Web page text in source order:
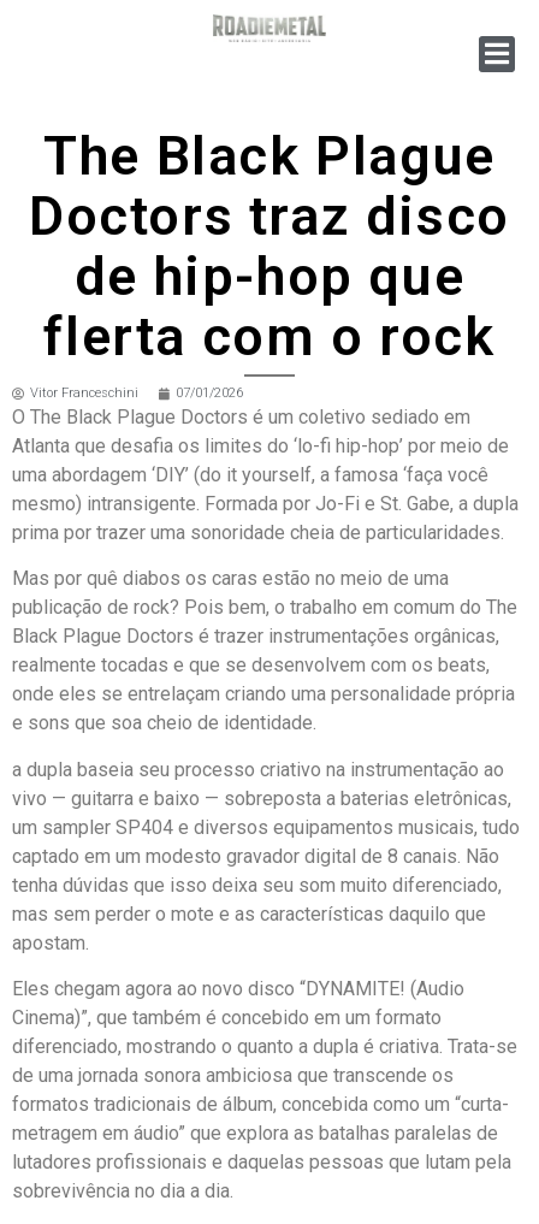
The Black Plague
Doctors traz disco
de hip-hop que
flerta com o rock
Vitor Franceschini 07/01/2026
O The Black Plague Doctors é um coletivo sediado em
Atlanta que desafia os limites do ‘lo-fi hip-hop’ por meio de
uma abordagem ‘DIY’ (do it yourself, a famosa ‘faça você
mesmo) intransigente. Formada por Jo-Fi e St. Gabe, a dupla
prima por trazer uma sonoridade cheia de particularidades.
Mas por quê diabos os caras estão no meio de uma
publicação de rock? Pois bem, o trabalho em comum do The
Black Plague Doctors é trazer instrumentações orgânicas,
realmente tocadas e que se desenvolvem com os beats,
onde eles se entrelaçam criando uma personalidade própria
e sons que soa cheio de identidade.
a dupla baseia seu processo criativo na instrumentação ao
vivo — guitarra e baixo — sobreposta a baterias eletrônicas,
um sampler SP404 e diversos equipamentos musicais, tudo
captado em um modesto gravador digital de 8 canais. Não
tenha dúvidas que isso deixa seu som muito diferenciado,
mas sem perder o mote e as características daquilo que
apostam.
Eles chegam agora ao novo disco “DYNAMITE! (Audio
Cinema)”, que também é concebido em um formato
diferenciado, mostrando o quanto a dupla é criativa. Trata-se
de uma jornada sonora ambiciosa que transcende os
formatos tradicionais de álbum, concebida como um “curta-
metragem em áudio” que explora as batalhas paralelas de
lutadores profissionais e daquelas pessoas que lutam pela
sobrevivência no dia a dia.